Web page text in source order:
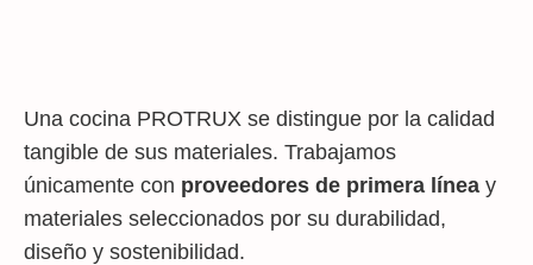
Una cocina PROTRUX se distingue por la calidad
tangible de sus materiales. Trabajamos
únicamente con proveedores de primera línea y
materiales seleccionados por su durabilidad,
diseño y sostenibilidad.